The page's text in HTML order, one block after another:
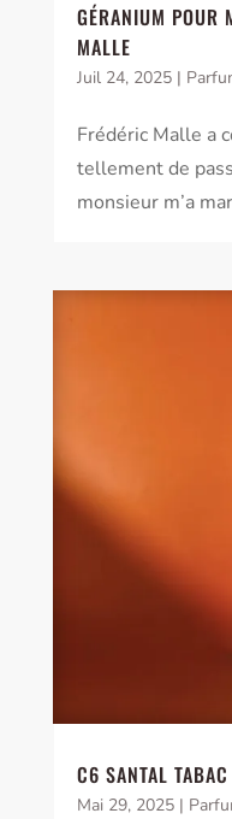
GÉRANIUM POUR
MALLE
Juil 24, 2025|
Frédéric Malle a
tellement de
monsieur m’a
C6 SANTAL
Mai 29, 2025|